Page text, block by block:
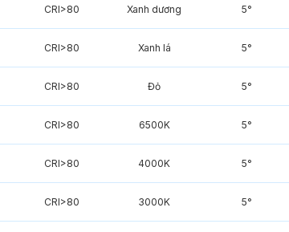
CRI>80 Xanh dương 5°
CRI>80 Xanh lá 5°
CRI>80 Đỏ 5°
CRI>80 6500K 5°
CRI>80 4000K 5°
CRI>80 3000K 5°